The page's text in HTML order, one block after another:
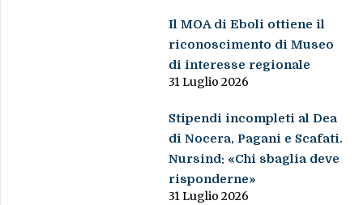
Il MOA di Eboli ottiene il
riconoscimento di Museo
di interesse regionale
31 Luglio 2026
Stipendi incompleti al Dea
di Nocera, Pagani e Scafati.
Nursind: «Chi sbaglia deve
risponderne»
31 Luglio 2026